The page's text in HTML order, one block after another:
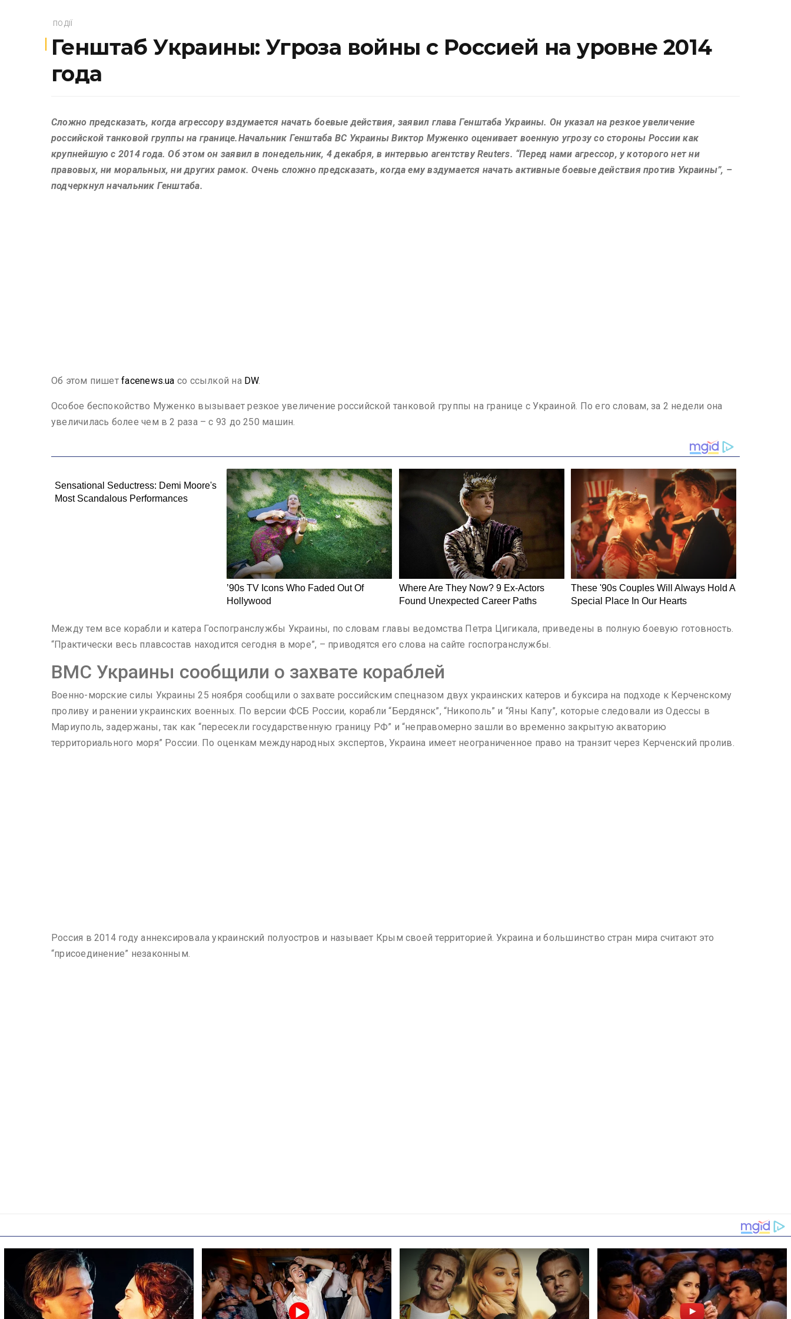
ПОДІЇ
Генштаб Украины: Угроза войны с Россией на уровне 2014
года
Сложно предсказать, когда агрессору вздумается начать боевые действия, заявил глава Генштаба Украины. Он указал на резкое увеличение
российской танковой группы на границе.Начальник Генштаба ВС Украины Виктор Муженко оценивает военную угрозу со стороны России как
крупнейшую с 2014 года. Об этом он заявил в понедельник, 4 декабря, в интервью агентству Reuters. “Перед нами агрессор, у которого нет ни
правовых, ни моральных, ни других рамок. Очень сложно предсказать, когда ему вздумается начать активные боевые действия против Украины”, –
подчеркнул начальник Генштаба.
Об этом пишетfacenews.ua со ссылкой на DW.
Особое беспокойство Муженко вызывает резкое увеличение российской танковой группы на границе с Украиной. По его словам, за 2 недели она
увеличилась более чем в 2 раза – с 93 до 250 машин.
Между тем все корабли и катера Госпогранслужбы Украины, по словам главы ведомства Петра Цигикала, приведены в полную боевую готовность.
“Практически весь плавсостав находится сегодня в море”, – приводятся его слова на сайте госпогранслужбы.
ВМС Украины сообщили о захвате кораблей
Военно-морские силы Украины 25 ноября сообщили о захвате российским спецназом двух украинских катеров и буксира на подходе к Керченскому
проливу и ранении украинских военных. По версии ФСБ России, корабли “Бердянск”, “Никополь” и “Яны Капу”, которые следовали из Одессы в
Мариуполь, задержаны, так как “пересекли государственную границу РФ” и “неправомерно зашли во временно закрытую акваторию
территориального моря” России. По оценкам международных экспертов, Украина имеет неограниченное право на транзит через Керченский пролив.
Россия в 2014 году аннексировала украинский полуостров и называет Крым своей территорией. Украина и большинство стран мира считают это
“присоединение” незаконным.